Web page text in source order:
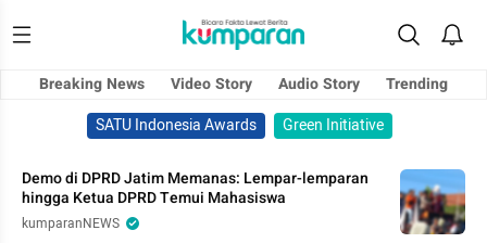
Breaking News Video Story Audio Story
Trending
SATU Indonesia Awards
Green Initiative
Demo di DPRD Jatim Memanas: Lempar-lemparan
hingga Ketua DPRD Temui Mahasiswa
kumparanNEWS